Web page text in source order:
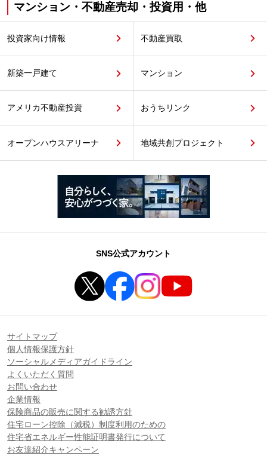
マンション・不動産売却・投資用・他
投資家向け情報 不動産買取
新築一戸建て マンション
アメリカ不動産投資 おうちリンク
オープンハウスアリーナ 地域共創プロジェクト
SNS公式アカウント
サイトマップ
個人情報保護方針
ソーシャルメディアガイドライン
よくいただく質問
お問い合わせ
企業情報
保険商品の販売に関する勧誘方針
住宅ローン控除（減税）制度利用のための
住宅省エネルギー性能証明書発行について
お友達紹介キャンペーン